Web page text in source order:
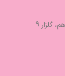
گلزار 9